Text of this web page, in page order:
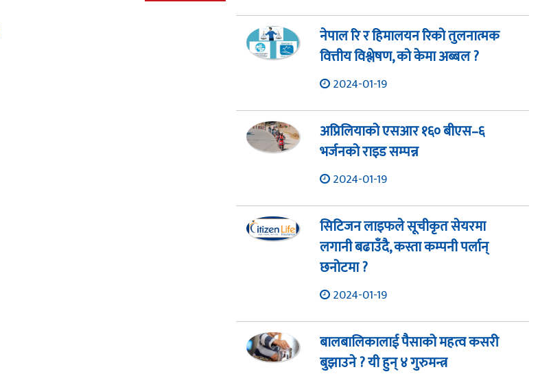
नेपाल रि र हिमालयन रिको तुलनात्मक
वित्तीय विश्लेषण, को केमा अब्बल ?
2024-01-19
अप्रिलियाको एसआर १६० बीएस–६
भर्जनको राइड सम्पन्न
2024-01-19
सिटिजन लाइफले सूचीकृत सेयरमा
लगानी बढाउँदै, कस्ता कम्पनी पर्लान्
छनोटमा ?
2024-01-19
बालबालिकालाई पैसाको महत्व कसरी
बुझाउने ? यी हुन् ४ गुरुमन्त्र